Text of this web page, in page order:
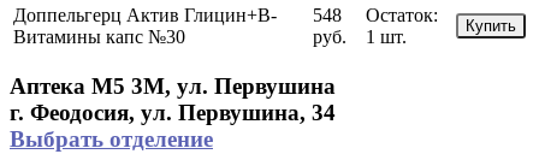
Доппельгерц Актив Глицин+В-
Витамины капс №30
548
руб.
Остаток:
1 шт.
Купить
Аптека М5 3М, ул. Первушина
г. Феодосия, ул. Первушина, 34
Выбрать отделение